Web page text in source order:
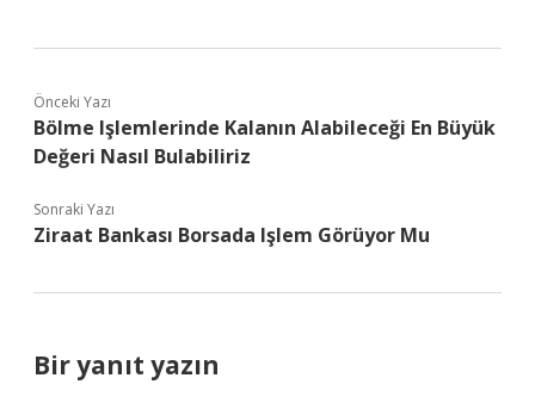
Önceki Yazı
Bölme Işlemlerinde Kalanın Alabileceği En Büyük
Değeri Nasıl Bulabiliriz
Sonraki Yazı
Ziraat Bankası Borsada Işlem Görüyor Mu
Bir yanıt yazın